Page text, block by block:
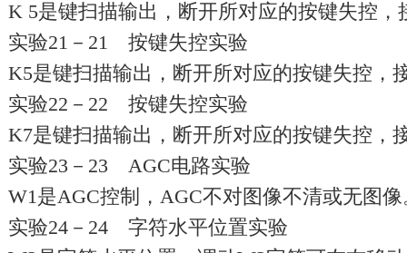
K 5是键扫描输出，断开所对应的按键失控，
实验21－21 按键失控实验
K5是键扫描输出，断开所对应的按键失控，
实验22－22 按键失控实验
K7是键扫描输出，断开所对应的按键失控，
实验23－23 AGC电路实验
W1是AGC控制，AGC不对图像不清或无图像
实验24－24 字符水平位置实验